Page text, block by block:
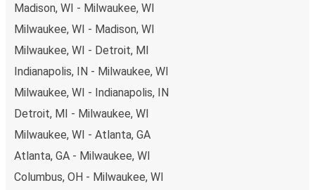
Madison, WI - Milwaukee, WI
Milwaukee, WI - Madison, WI
Milwaukee, WI - Detroit, MI
Indianapolis, IN - Milwaukee, WI
Milwaukee, WI - Indianapolis, IN
Detroit, MI - Milwaukee, WI
Milwaukee, WI - Atlanta, GA
Atlanta, GA - Milwaukee, WI
Columbus, OH - Milwaukee, WI